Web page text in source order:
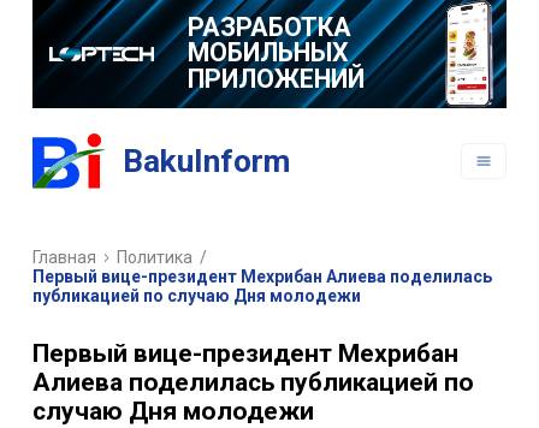
РАЗРАБОТКА
МОБИЛЬНЫХ
ПРИЛОЖЕНИЙ
BakuInform
Главная Политика /
Первый вице-президент Мехрибан Алиева поделилась
публикацией по случаю Дня молодежи
Первый вице-президент Мехрибан
Алиева поделилась публикацией по
случаю Дня молодежи